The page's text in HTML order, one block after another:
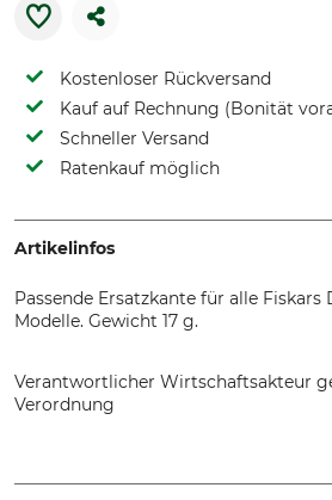
Kostenloser Rückversand
Kauf auf Rechnung (Bonität
Schneller Versand
Ratenkauf möglich
Artikelinfos
Passende Ersatzkante für alle Fiskars
Modelle. Gewicht 17 g.
Verantwortlicher Wirtschaftsakteur
Verordnung
Finland, www.fiskars.com